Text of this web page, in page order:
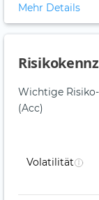
Mehr Details
Wichtige Risiko-
(Acc)
Volatilität